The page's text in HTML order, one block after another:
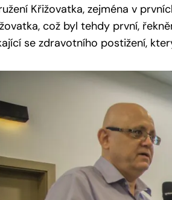
Křižovatka, zejména v
což byl tehdy první,
se zdravotního postižení,